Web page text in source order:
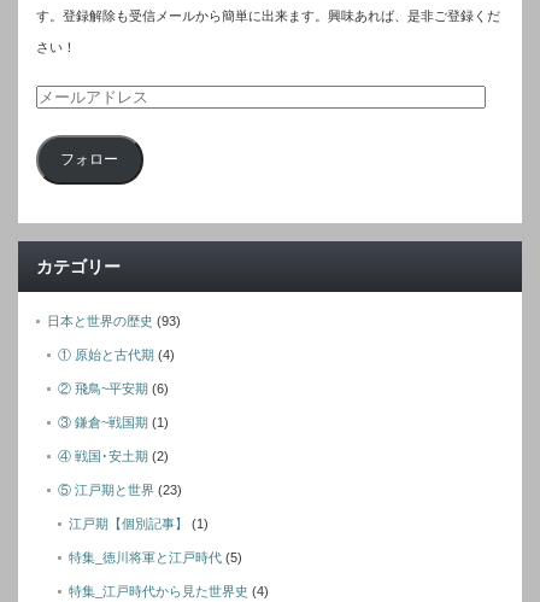
す。登録解除も受信メールから簡単に出来ます。興味あれば、是非ご登録くだ
さい！
メ
ル
ド
フォロー
カテゴリー
日本と世界の歴史 (93)
① 原始と古代期 (4)
② 飛鳥~平安期 (6)
③ 鎌倉~戦国期 (1)
④ 戦国･安土期 (2)
⑤ 江戸期と世界 (23)
江戸期【個別記事】 (1)
特集_徳川将軍と江戸時代 (5)
特集_江戸時代から見た世界史 (4)